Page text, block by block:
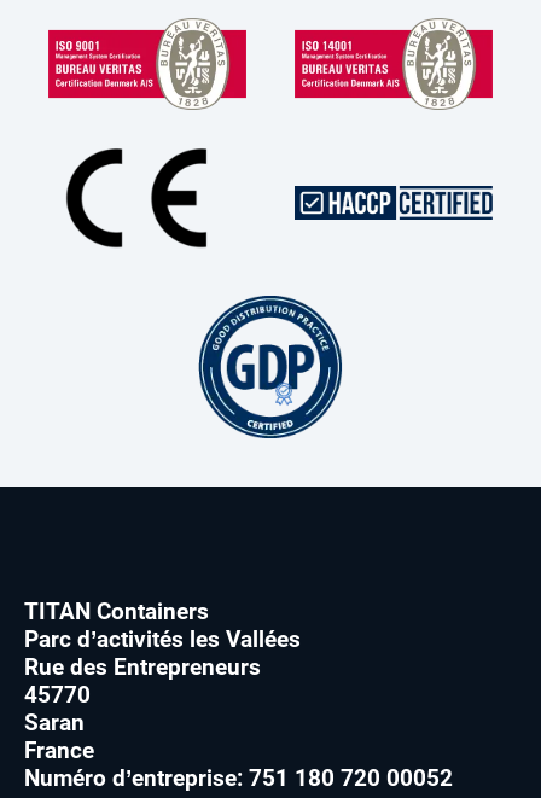
TITAN Containers
Parc d’activités les Vallées
Rue des Entrepreneurs
45770
Saran
France
Numéro d’entreprise: 751 180 720 00052